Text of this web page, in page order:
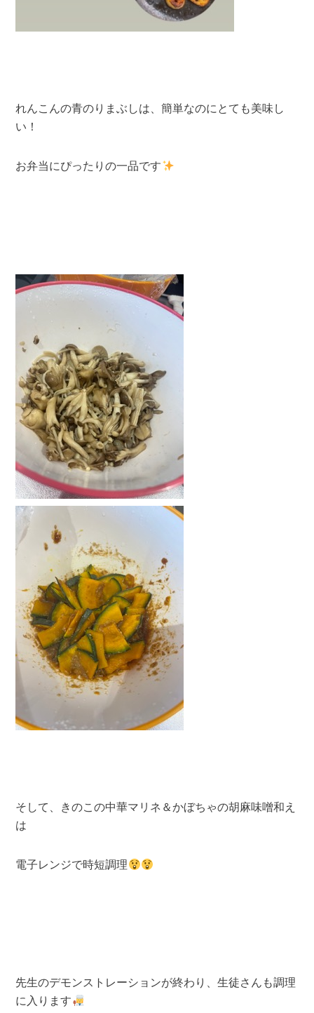
れんこんの青のりまぶしは、簡単なのにとても美味し
い！
お弁当にぴったりの一品です
そして、きのこの中華マリネ＆かぼちゃの胡麻味噌和え
は
電子レンジで時短調理
先生のデモンストレーションが終わり、生徒さんも調理
に入ります